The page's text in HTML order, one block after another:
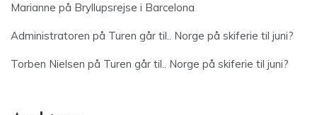
Marianne på Bryllupsrejse i Barcelona
Administratoren på Turen går til.. Norge på skiferie til juni?
Torben Nielsen på Turen går til.. Norge på skiferie til juni?